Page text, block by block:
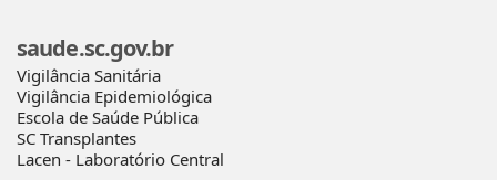
saude.sc.gov.br
Vigilância Sanitária
Vigilância Epidemiológica
Escola de Saúde Pública
SC Transplantes
Lacen - Laboratório Central